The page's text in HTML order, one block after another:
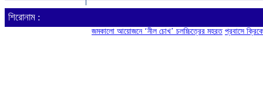
শিরোনাম :
জমকালো আয়োজনে ‘নীল চোখ’ চলচ্চিত্রের মহরত প্রবাসে ক্রিকেট ও